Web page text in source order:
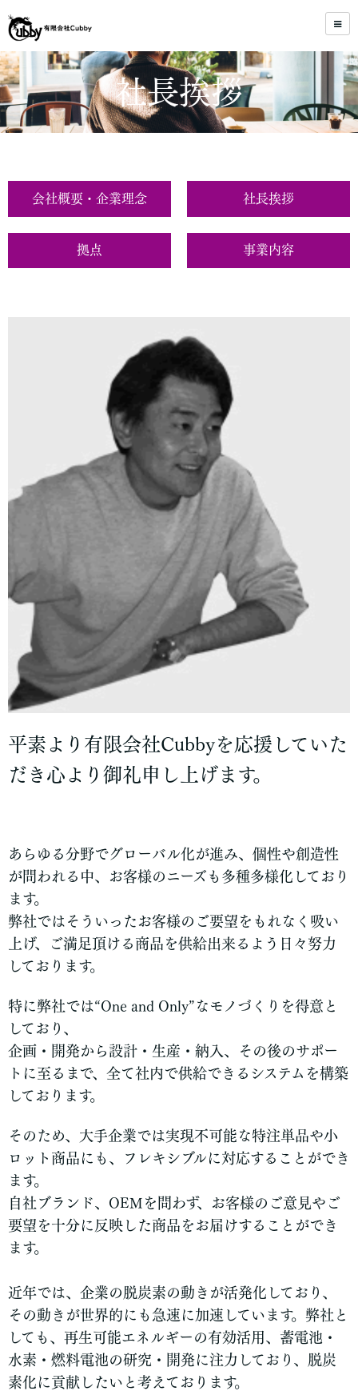
社長挨拶
会社概要・企業理念 社長挨拶
拠点 事業内容
平素より有限会社Cubbyを応援していた
だき心より御礼申し上げます。
あらゆる分野でグローバル化が進み、個性や創造性
が問われる中、お客様のニーズも多種多様化しており
ます。
弊社ではそういったお客様のご要望をもれなく吸い
上げ、ご満足頂ける商品を供給出来るよう日々努力
しております。
特に弊社では“One and Only”なモノづくりを得意と
しており、
企画・開発から設計・生産・納入、その後のサポー
トに至るまで、全て社内で供給できるシステムを構築
しております。
そのため、大手企業では実現不可能な特注単品や小
ロット商品にも、フレキシブルに対応することができ
ます。
自社ブランド、OEMを問わず、お客様のご意見やご
要望を十分に反映した商品をお届けすることができ
ます。
近年では、企業の脱炭素の動きが活発化しており、
その動きが世界的にも急速に加速しています。弊社と
しても、再生可能エネルギーの有効活用、蓄電池・
水素・燃料電池の研究・開発に注力しており、脱炭
素化に貢献したいと考えております。